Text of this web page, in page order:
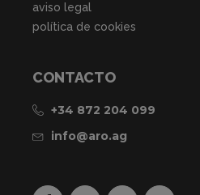
aviso legal
política de cookies
CONTACTO
+34 872 204 099
info@aro.ag